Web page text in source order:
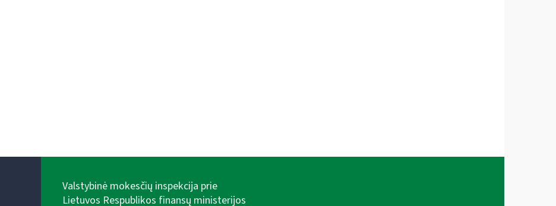
Valstybinė mokesčių inspekcija prie
Lietuvos Respublikos finansų ministerijos